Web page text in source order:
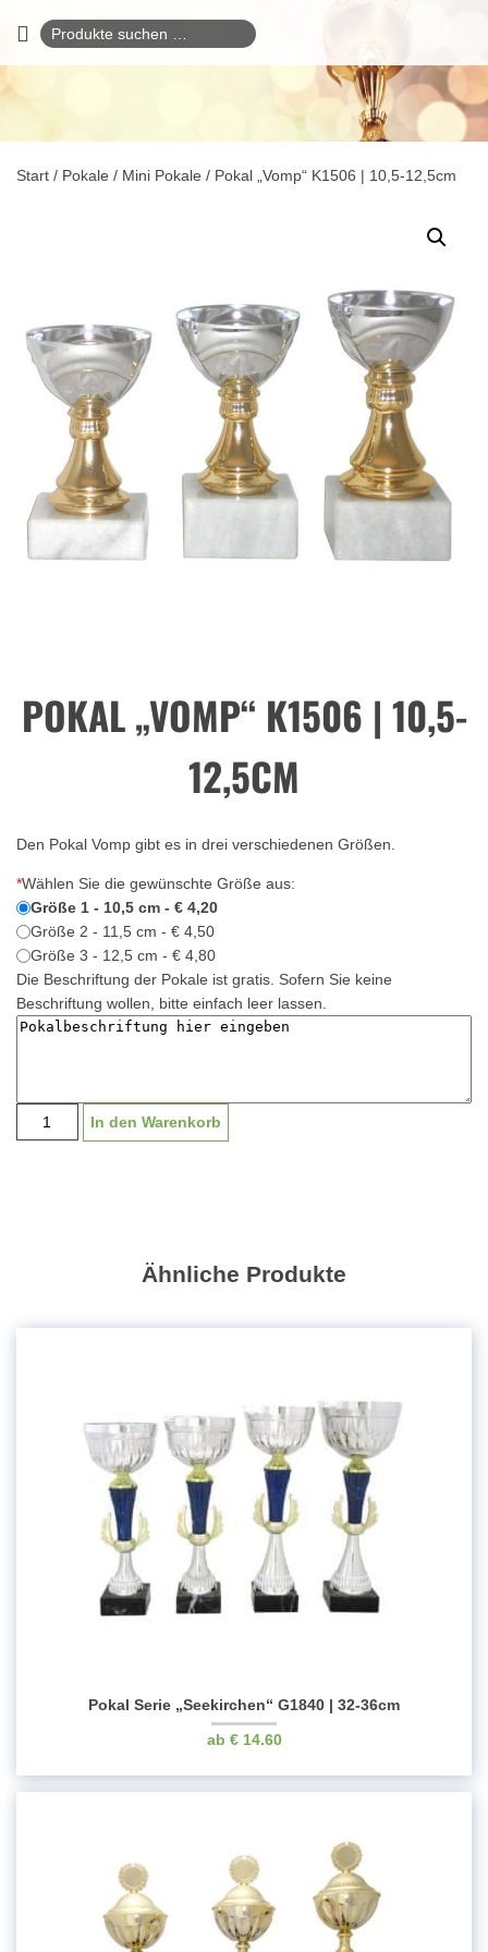
Suchen
nach:
Start / Pokale / Mini Pokale / Pokal „Vomp“ K1506 | 10,5-12,5cm
POKAL „VOMP“ K1506 | 10,5-
12,5CM
Den Pokal Vomp gibt es in drei verschiedenen Größen.
*Wählen Sie die gewünschte Größe aus:
Größe 1 - 10,5 cm - € 4,20
Größe 2 - 11,5 cm - € 4,50
Größe 3 - 12,5 cm - € 4,80
Die Beschriftung der Pokale ist gratis. Sofern Sie keine
Beschriftung wollen, bitte einfach leer lassen.
Pokal
"Vomp"
In den Warenkorb
Ähnliche Produkte
Pokal Serie „Seekirchen“ G1840 | 32-36cm
€14.60